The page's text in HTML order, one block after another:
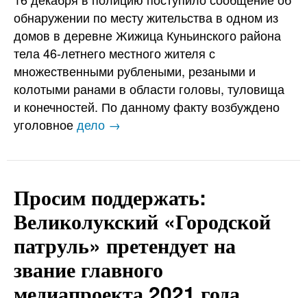
обнаружении по месту жительства в одном из
домов в деревне Жижица Куньинского района
тела 46-летнего местного жителя с
множественными рублеными, резаными и
колотыми ранами в области головы, туловища
и конечностей. По данному факту возбуждено
уголовноедело →
Просим поддержать:
Великолукский «Городской
патруль» претендует на
звание главного